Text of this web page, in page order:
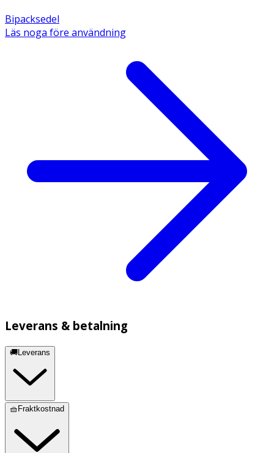
Bipacksedel
Läs noga före användning
Leverans & betalning
🚚Leverans
🧺Fraktkostnad